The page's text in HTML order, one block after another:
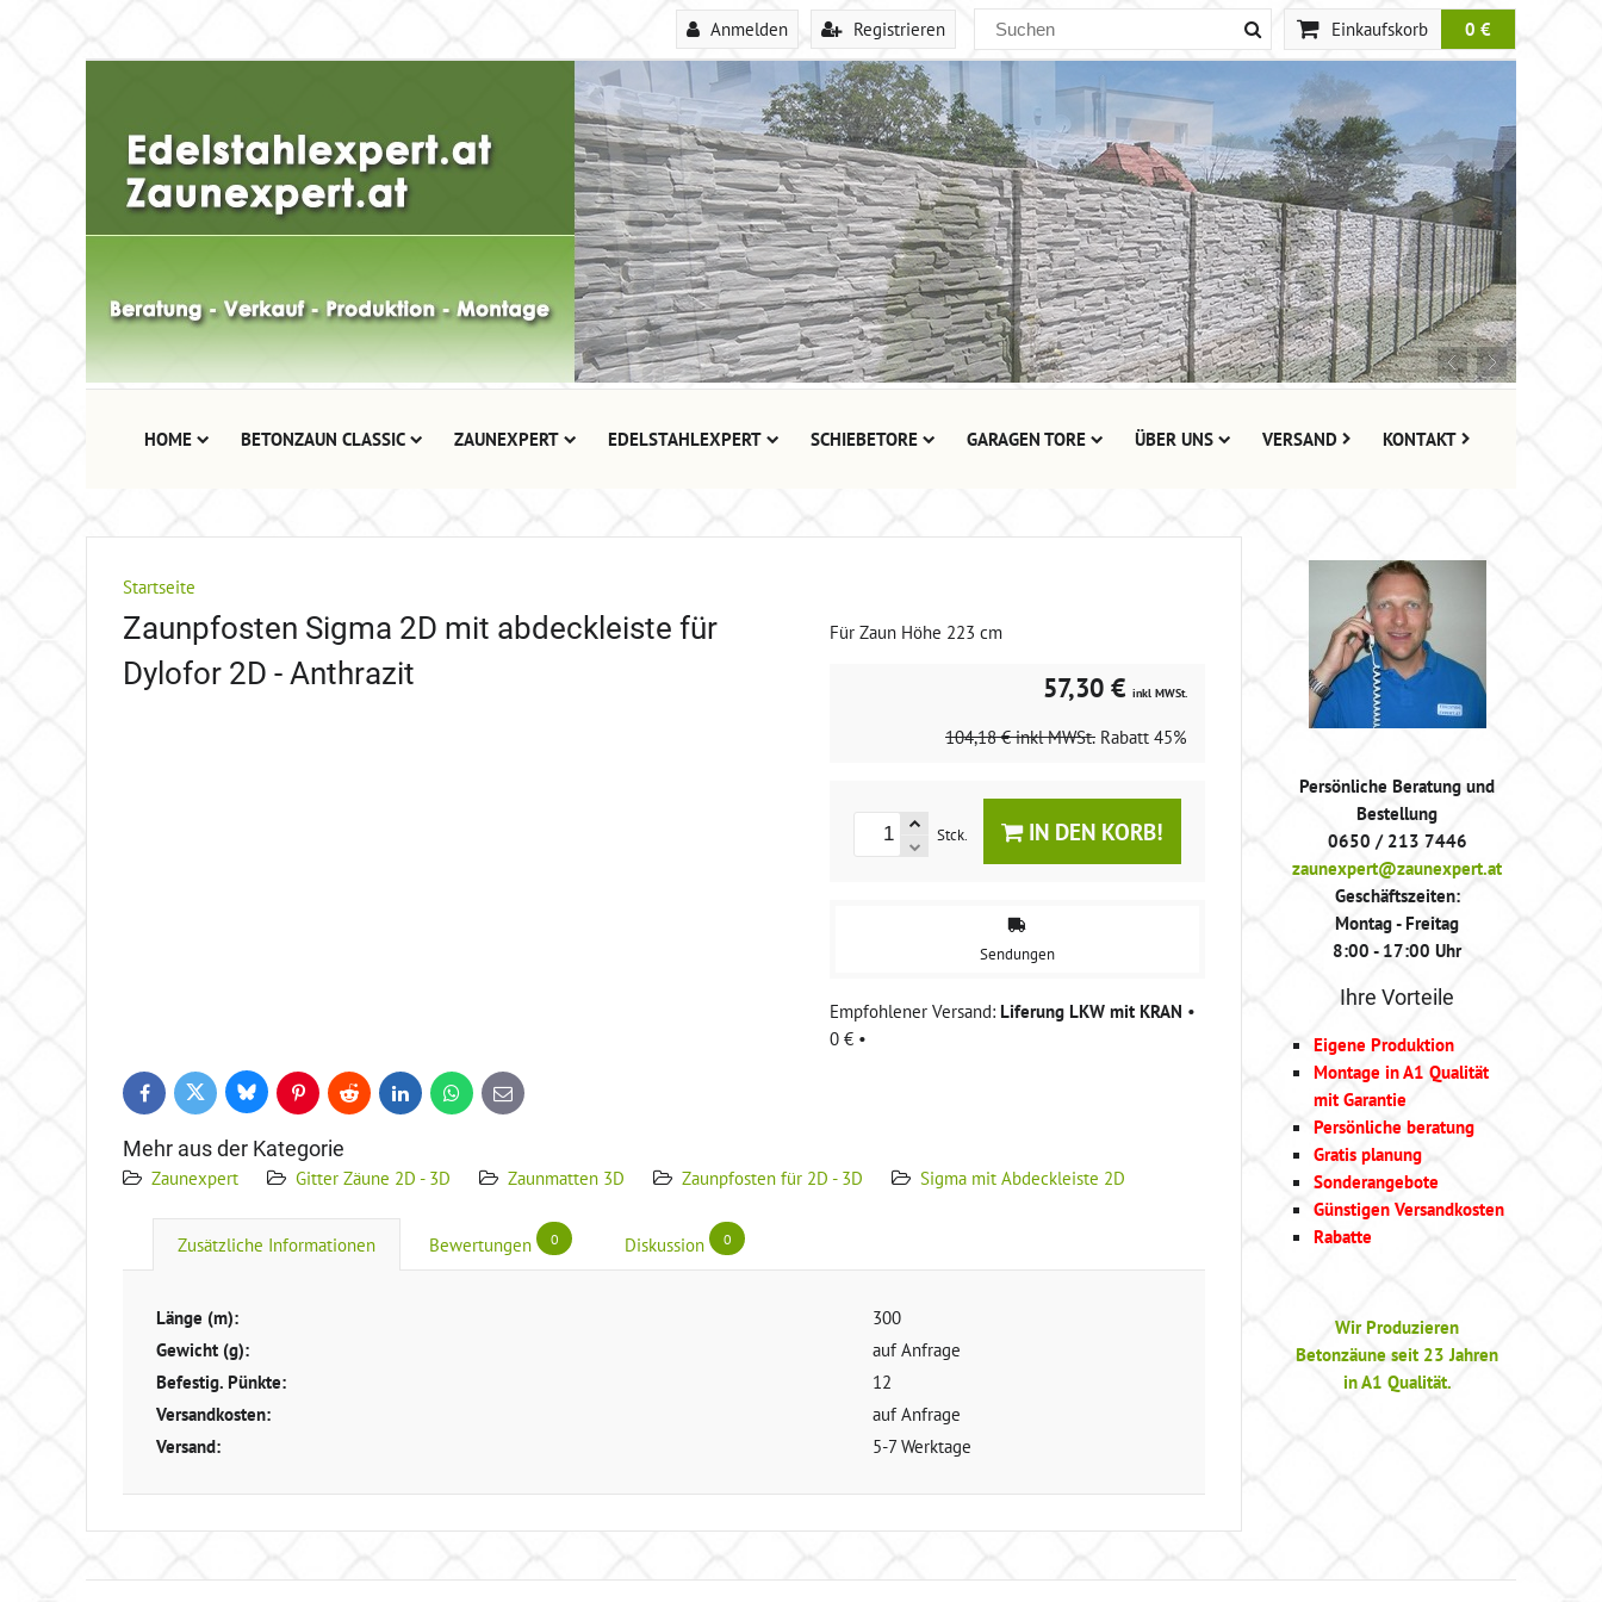
Anmelden Registrieren Einkaufskorb 0 €
HOME BETONZAUN CLASSIC ZAUNEXPERT EDELSTAHLEXPERT SCHIEBETORE GARAGEN TORE ÜBER UNS VERSAND KONTAKT
Startseite
Zaunpfosten Sigma 2D mit abdeckleiste für
Dylofor 2D - Anthrazit
Für Zaun Höhe 223 cm
57,30 € inkl MWSt.
104,18 € inkl MWSt. Rabatt 45%
Stck. IN DEN KORB!
Sendungen
Liferung LKW mit KRAN •
0 € •
FacebookTwitter BlueskyPinterestReddit LinkedInWhatsApp
E-
mail
Mehr aus der Kategorie
Zaunexpert Gitter Zäune 2D - 3D Zaunmatten 3D Zaunpfosten für 2D - 3D Sigma mit Abdeckleiste 2D
Zusätzliche Informationen Bewertungen 0 Diskussion 0
Länge (m):
300
Gewicht (g):
auf Anfrage
Befestig. Pünkte:
12
Versandkosten:
auf Anfrage
Versand:
5-7 Werktage
Persönliche Beratung und
Bestellung
0650 / 213 7446
zaunexpert@zaunexpert.at
Geschäftszeiten:
Montag - Freitag
8:00 - 17:00 Uhr
Ihre Vorteile
Eigene Produktion
Montage in A1 Qualität
mit Garantie
Persönliche beratung
Gratis planung
Sonderangebote
Günstigen Versandkosten
Rabatte
Wir Produzieren
Betonzäune seit 23 Jahren
in A1 Qualität.